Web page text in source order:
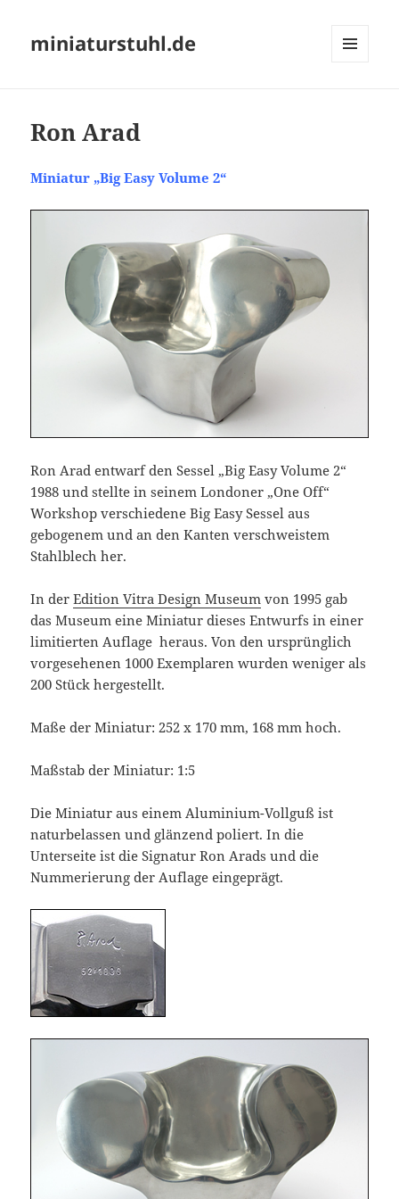
miniaturstuhl.de
Ron Arad
Miniatur „Big Easy Volume 2“
Ron Arad entwarf den Sessel „Big Easy Volume 2“
1988 und stellte in seinem Londoner „One Off“
Workshop verschiedene Big Easy Sessel aus
gebogenem und an den Kanten verschweistem
Stahlblech her.
In derEdition Vitra Design Museum von 1995 gab
das Museum eine Miniatur dieses Entwurfs in einer
limitierten Auflage heraus. Von den ursprünglich
vorgesehenen 1000 Exemplaren wurden weniger als
200 Stück hergestellt.
Maße der Miniatur: 252 x 170 mm, 168 mm hoch.
Maßstab der Miniatur: 1:5
Die Miniatur aus einem Aluminium-Vollguß ist
naturbelassen und glänzend poliert. In die
Unterseite ist die Signatur Ron Arads und die
Nummerierung der Auflage eingeprägt.